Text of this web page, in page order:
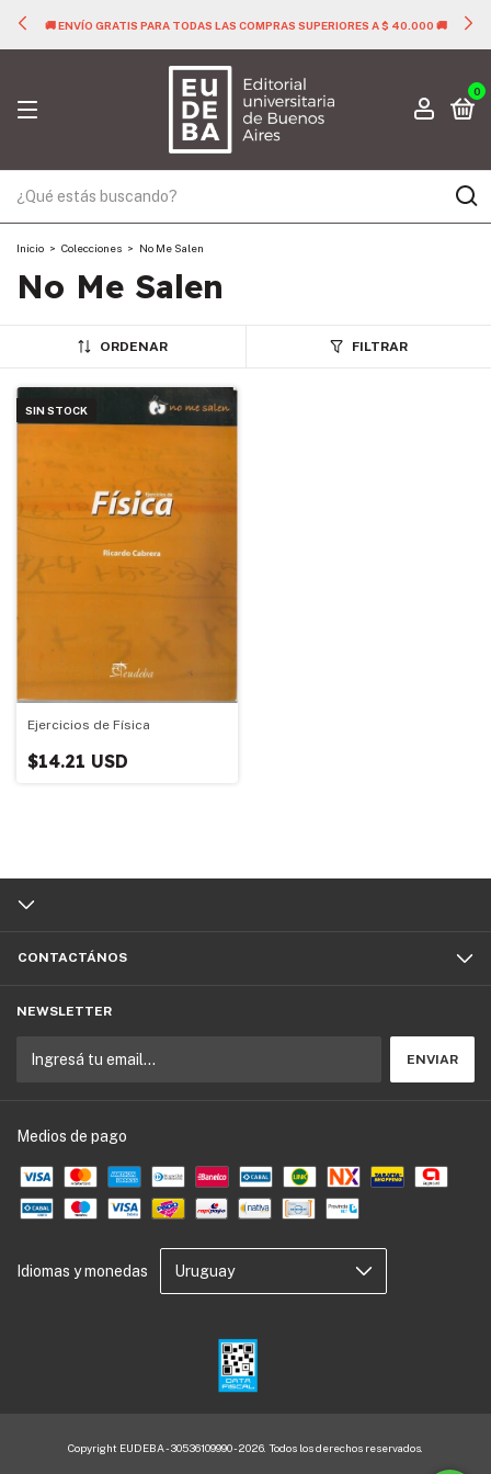
🚚 ENVÍO GRATIS PARA TODAS LAS COMPRAS SUPERIORES A $ 40.000 🚚
0
Inicio > Colecciones > No Me Salen
No Me Salen
ORDENAR FILTRAR
SIN STOCK
Ejercicios de Física
$14.21 USD
CONTACTÁNOS
NEWSLETTER
Medios de pago
Idiomas y monedas
Copyright EUDEBA - 30536109990 - 2026. Todos los derechos reservados.